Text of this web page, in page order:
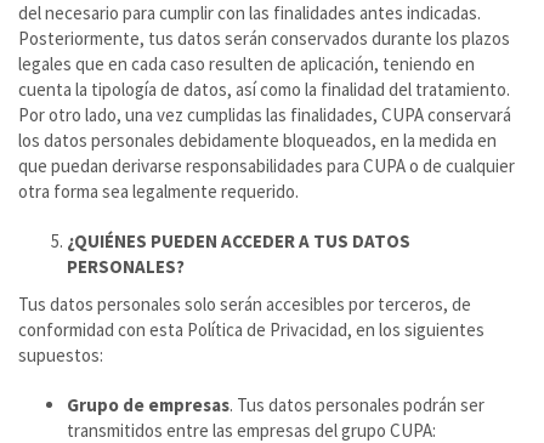
del necesario para cumplir con las finalidades antes indicadas.
Posteriormente, tus datos serán conservados durante los plazos
legales que en cada caso resulten de aplicación, teniendo en
cuenta la tipología de datos, así como la finalidad del tratamiento.
Por otro lado, una vez cumplidas las finalidades, CUPA conservará
los datos personales debidamente bloqueados, en la medida en
que puedan derivarse responsabilidades para CUPA o de cualquier
otra forma sea legalmente requerido.
¿QUIÉNES PUEDEN ACCEDER A TUS DATOS
PERSONALES?
Tus datos personales solo serán accesibles por terceros, de
conformidad con esta Política de Privacidad, en los siguientes
supuestos:
Grupo de empresas. Tus datos personales podrán ser
transmitidos entre las empresas del grupo CUPA: